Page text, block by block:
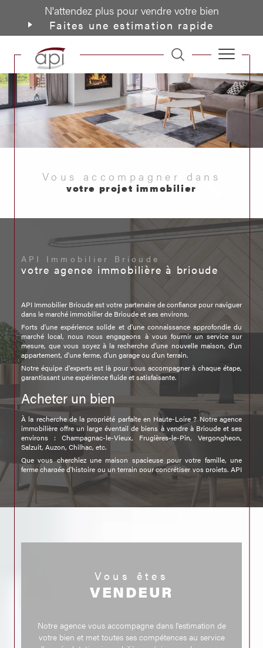
N'attendez plus pour vendre votre bien
Faites une estimation rapide
Vous accompagner dans
votre projet immobilier
API Immobilier Brioude
votre agence immobilière à brioude
API Immobilier Brioude est votre partenaire de confiance pour naviguer
dans le marché immobilier de Brioude et ses environs.
Forts d'une expérience solide et d'une connaissance approfondie du
marché local, nous nous engageons à vous fournir un service sur
mesure, que vous soyez à la recherche d'une nouvelle maison, d'un
appartement, d'une ferme, d'un garage ou d'un terrain.
Notre équipe d'experts est là pour vous accompagner à chaque étape,
garantissant une expérience fluide et satisfaisante.
Acheter un bien
À la recherche de la propriété parfaite en Haute-Loire ? Notre agence
immobilière offre un large éventail de biens à vendre à Brioude et ses
environs : Champagnac-le-Vieux, Frugières-le-Pin, Vergongheon,
Salzuit, Auzon, Chilhac, etc.
Que vous cherchiez une maison spacieuse pour votre famille, une
ferme chargée d'histoire ou un terrain pour concrétiser vos projets, API
Immobilier Brioude est votre allié.
Nous écoutons attentivement vos besoins pour vous présenter des
offres qui correspondent précisément à vos critères et à votre budget.
Pour ceux qui souhaitent louer, notre agence propose une sélection
Brioude ou une maison avec jardin, notre catalogue s'adapte à toutes
Notre équipe veille à ce que chaque location réponde à un standard de
Estimation
Vous êtes
VENDEUR
Notre agence vous accompagne dans l'estimation de
votre bien et met toutes ses compétences au service